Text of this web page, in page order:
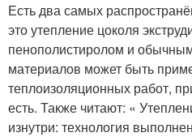
Есть два самых
это утепление цоколя
пенополистиролом и
материалов может быть
теплоизоляционных работ,
есть. Также читают: «
изнутри: технология